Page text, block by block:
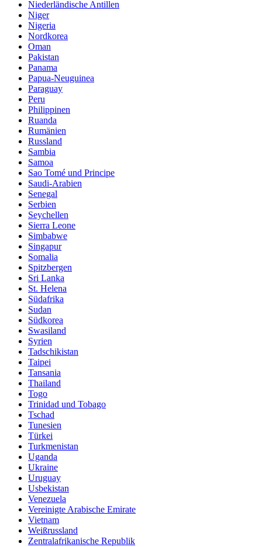
Niederländische Antillen
Niger
Nigeria
Nordkorea
Oman
Pakistan
Panama
Papua-Neuguinea
Paraguay
Peru
Philippinen
Ruanda
Rumänien
Russland
Sambia
Samoa
Sao Tomé und Principe
Saudi-Arabien
Senegal
Serbien
Seychellen
Sierra Leone
Simbabwe
Singapur
Somalia
Spitzbergen
Sri Lanka
St. Helena
Südafrika
Sudan
Südkorea
Swasiland
Syrien
Tadschikistan
Taipei
Tansania
Thailand
Togo
Trinidad und Tobago
Tschad
Tunesien
Türkei
Turkmenistan
Uganda
Ukraine
Uruguay
Usbekistan
Venezuela
Vereinigte Arabische Emirate
Vietnam
Weißrussland
Zentralafrikanische Republik